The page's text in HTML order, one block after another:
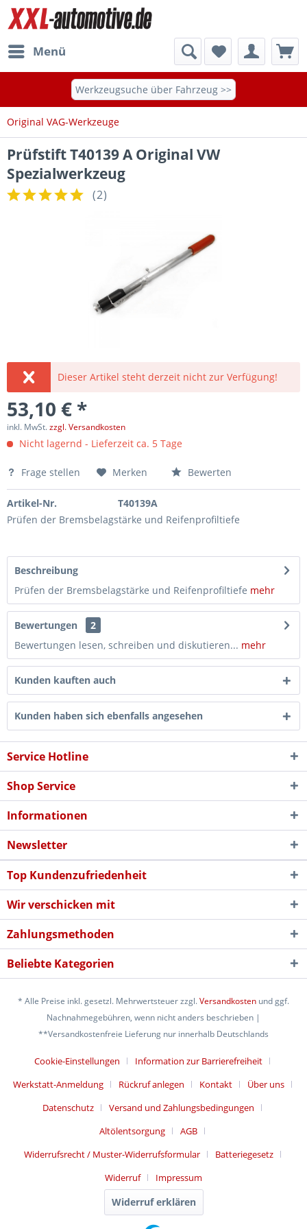
Menü
Werkzeugsuche über Fahrzeug >>
Original VAG-Werkzeuge
Prüfstift T40139 A Original VW
Spezialwerkzeug
(2)
Dieser Artikel steht derzeit nicht zur Verfügung!
53,10 € *
inkl. MwSt.zzgl. Versandkosten
Nicht lagernd - Lieferzeit ca. 5 Tage
Frage stellen Merken Bewerten
Artikel-Nr.
T40139A
Prüfen der Bremsbelagstärke und Reifenprofiltiefe
Beschreibung
Prüfen der Bremsbelagstärke und Reifenprofiltiefe mehr
Bewertungen
2
Bewertungen lesen, schreiben und diskutieren... mehr
Kunden kauften auch
Kunden haben sich ebenfalls angesehen
Service Hotline
Shop Service
Informationen
Newsletter
Top Kundenzufriedenheit
Wir verschicken mit
Zahlungsmethoden
Beliebte Kategorien
* Alle Preise inkl. gesetzl. Mehrwertsteuer zzgl.Versandkosten und ggf.
Nachnahmegebühren, wenn nicht anders beschrieben |
**Versandkostenfreie Lieferung nur innerhalb Deutschlands
Cookie-Einstellungen
Information zur Barrierefreiheit
Werkstatt-Anmeldung
Rückruf anlegen Kontakt
Über uns
Datenschutz
Versand und Zahlungsbedingungen
Altölentsorgung
AGB
Widerrufsrecht / Muster-Widerrufsformular
Batteriegesetz
Widerruf
Impressum
Widerruf erklären